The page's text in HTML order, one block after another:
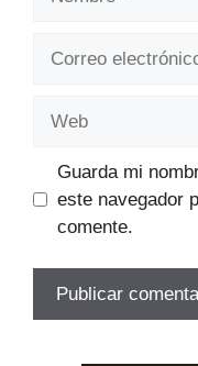
Guarda mi
este navegador
comente.